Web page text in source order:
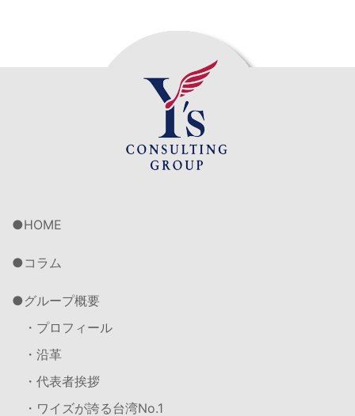
HOME
コラム
グループ概要
・プロフィール
・沿革
・代表者挨拶
・ワイズが誇る台湾No.1